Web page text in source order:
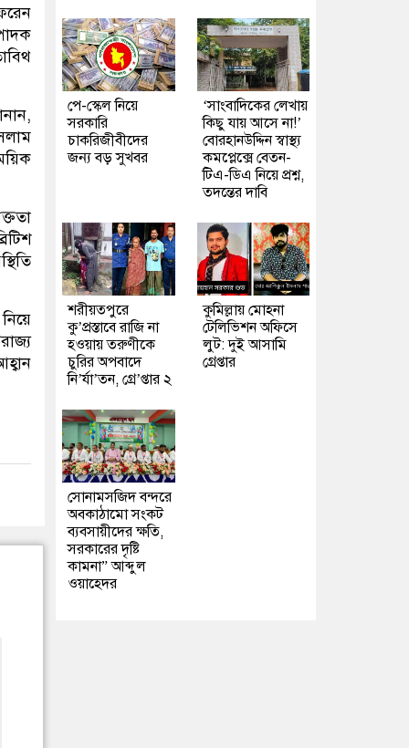
পে-স্কেল নিয়ে
সরকারি
চাকরিজীবীদের
জন্য বড় সুখবর
‘সাংবাদিকের লেখায়
কিছু যায় আসে না!’
বোরহানউদ্দিন স্বাস্থ্য
কমপ্লেক্সে বেতন-
টিএ-ডিএ নিয়ে প্রশ্ন,
তদন্তের দাবি
শরীয়তপুরে
কু’প্রস্তাবে রাজি না
হওয়ায় তরুণীকে
চুরির অপবাদে
নি’র্যা’তন, গ্রে’প্তার ২
কুমিল্লায় মোহনা
টেলিভিশন অফিসে
লুট: দুই আসামি
গ্রেপ্তার
সোনামসজিদ বন্দরে
অবকাঠামো সংকট
ব্যবসায়ীদের ক্ষতি,
সরকারের দৃষ্টি
কামনা” আব্দুল
ওয়াহেদর